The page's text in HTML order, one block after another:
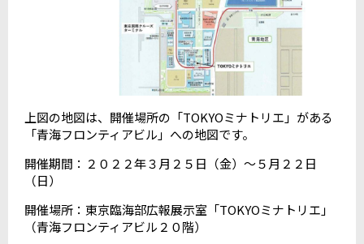
上図の地図は、開催場所の「TOKYOミナトリエ」がある
「青海フロンティアビル」への地図です。
開催期間：２０２２年３月２５日（金）～５月２２日
（日）
開催場所：東京臨海部広報展示室「TOKYOミナトリエ」
（青海フロンティアビル２０階）